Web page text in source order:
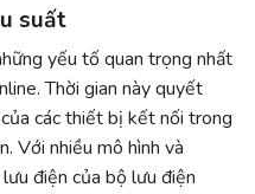
suất
yếu tố quan trọng nhất
Thời gian này quyết
các thiết bị kết nối trong
Với nhiều mô hình và
điện của bộ lưu điện